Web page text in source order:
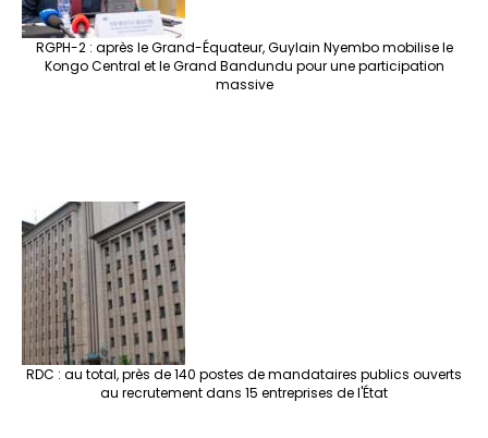
RGPH-2 : après le Grand-Équateur, Guylain Nyembo mobilise le
Kongo Central et le Grand Bandundu pour une participation
massive
RDC : au total, près de 140 postes de mandataires publics ouverts
au recrutement dans 15 entreprises de l'État